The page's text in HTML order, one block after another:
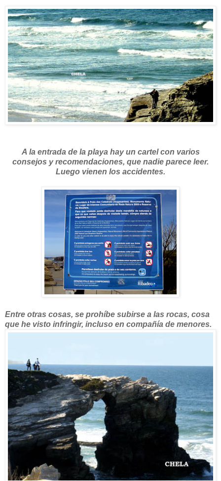
A la entrada de la playa hay un cartel con varios
consejos y recomendaciones, que nadie parece leer.
Luego vienen los accidentes.
Entre otras cosas, se prohíbe subirse a las rocas, cosa
que he visto infringir, incluso en compañía de menores.